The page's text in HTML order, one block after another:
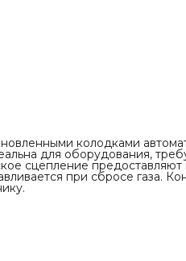
колодками
для оборудования,
сцепление предоставляют
при сбросе газа.